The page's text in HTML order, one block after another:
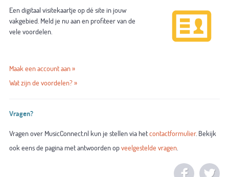
Een digitaal visitekaartje op dé site in jouw
vakgebied. Meld je nu aan en profiteer van de
vele voordelen.
Maak een account aan »
Wat zijn de voordelen? »
Vragen?
Vragen over MusicConnect.nl kun je stellen via hetcontactformulier. Bekijk
ook eens de pagina met antwoorden opveelgestelde vragen.